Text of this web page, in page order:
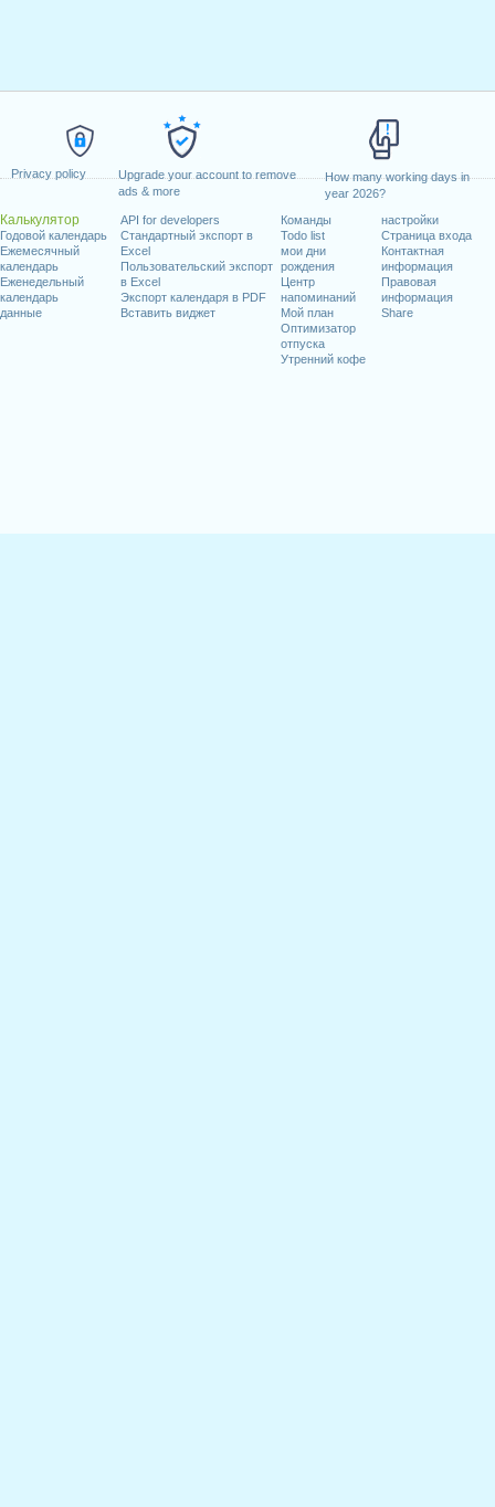
Privacy policy
Upgrade your account to remove
ads & more
How many working days in
year 2026?
Калькулятор
Годовой календарь
Ежемесячный
календарь
Еженедельный
календарь
данные
API for developers
Стандартный экспорт в
Excel
Пользовательский экспорт
в Excel
Экспорт календаря в PDF
Вставить виджет
Команды
Todo list
мои дни
рождения
Центр
напоминаний
Мой план
Оптимизатор
отпуска
Утренний кофе
настройки
Страница входа
Контактная
информация
Правовая
информация
Share